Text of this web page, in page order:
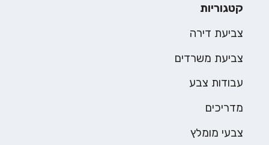
קטגוריות
צביעת דירה
צביעת משרדים
עבודות צבע
מדריכים
צבעי מומלץ